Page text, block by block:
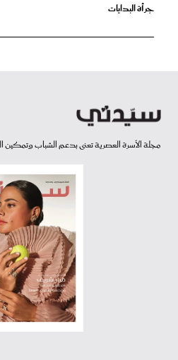
جرأة البدايات
مجلة الأسرة العصرية تعنى بدعم الشباب وتمكين